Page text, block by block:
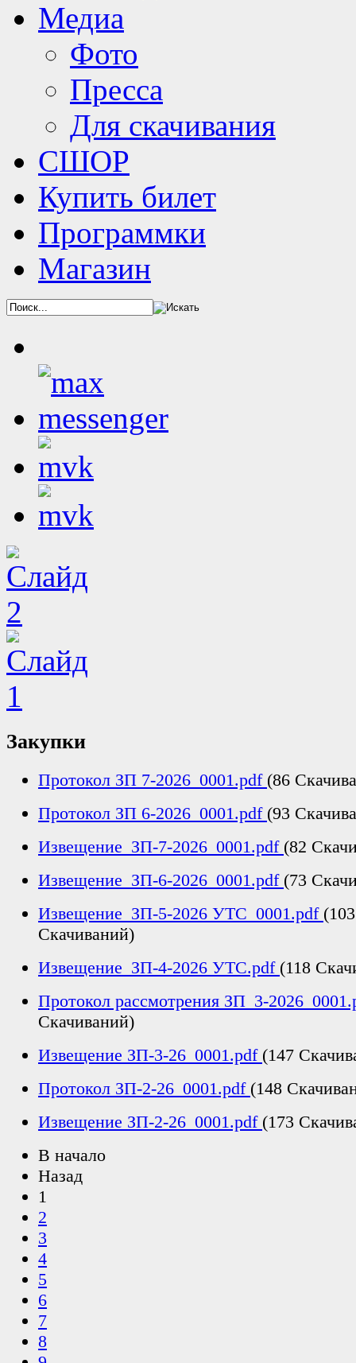
Медиа
Фото
Пресса
Для скачивания
СШОР
Купить билет
Программки
Магазин
Закупки
Протокол ЗП 7-2026_0001.pdf (86
Протокол ЗП 6-2026_0001.pdf (93
Извещение_ЗП-7-2026_0001.pdf (82
Извещение_ЗП-6-2026_0001.pdf (73
Извещение_ЗП-5-2026 УТС_0001.pdf (103
Скачиваний)
Извещение_ЗП-4-2026 УТС.pdf (118
Протокол рассмотрения ЗП_3-
Скачиваний)
Извещение ЗП-3-26_0001.pdf (147
Протокол ЗП-2-26_0001.pdf (148
Извещение ЗП-2-26_0001.pdf (173
В начало
Назад
1
2
3
4
5
6
7
8